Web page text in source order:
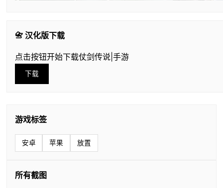
📇 汉化版下载
点击按钮开始下载仗剑传说|手游
下载
游戏标签
安卓 苹果 放置
所有截图